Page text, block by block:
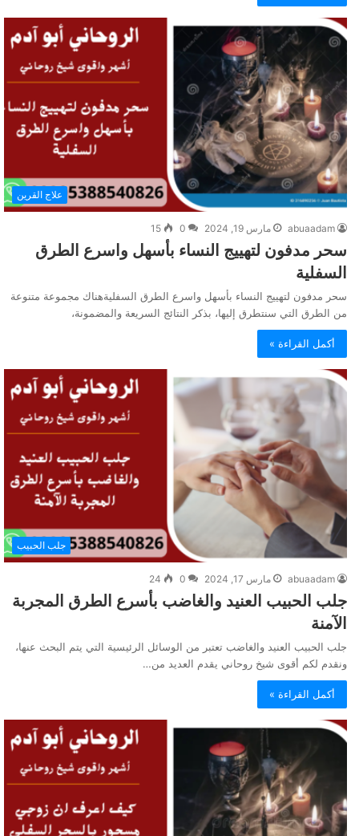
علاج القرين
abuaadam مارس 19, 2024 0
15
سحر مدفون لتهييج النساء بأسهل واسرع الطرق
السفلية
سحر مدفون لتهييج النساء بأسهل واسرع الطرق السفليةهناك مجموعة متنوعة
من الطرق التي سنتطرق إليها، بذكر النتائج السريعة والمضمونة،
أكمل القراءة »
جلب الحبيب
abuaadam مارس 17, 2024 0
24
جلب الحبيب العنيد والغاضب بأسرع الطرق المجربة
الآمنة
جلب الحبيب العنيد والغاضب تعتبر من الوسائل الرئيسية التي يتم البحث عنها،
ونقدم لكم أقوى شيخ روحاني يقدم العديد من…
أكمل القراءة »